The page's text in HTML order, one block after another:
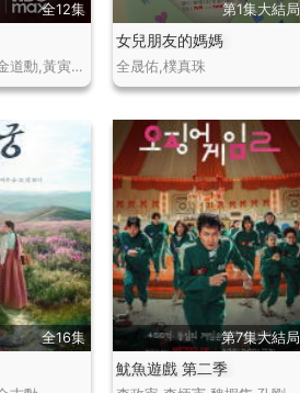
全12集
金裕貞,金永大,金道勳,黃寅燁,李烈音,洪宗玄,金志勳
第1集大結局
女兒朋友的媽媽
全晟佑,樸真珠
全16集 第7集大結局
魷魚遊戲 第二季